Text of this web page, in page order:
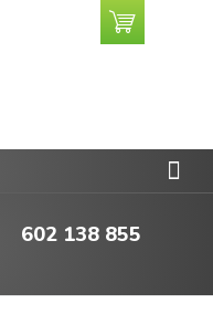
602 138 855
Nákupní
košík